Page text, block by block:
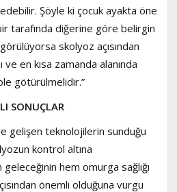
Şöyle ki çocuk ayakta öne
tarafında diğerine göre belirgin
skolyoz açısından
en kısa zamanda alanında
götürülmelidir.”
SONUÇLAR
gelişen teknolojilerin sunduğu
kontrol altına
geleceğinin hem omurga sağlığı
önemli olduğuna vurgu